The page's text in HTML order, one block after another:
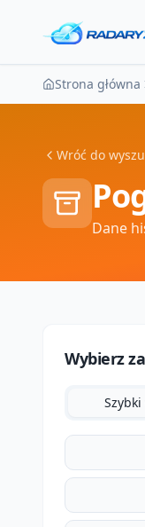
Strona główna
Wróć do
Dane
Wybierz